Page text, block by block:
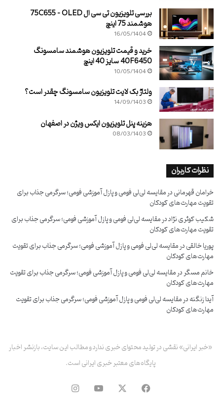
بررسی تلویزیون تی سی ال 75C655 – QLED
هوشمند 75 اینچ
16/05/1404
خرید و قیمت تلویزیون هوشمند سامسونگ
40F6450 سایز 40 اینچ
10/05/1404
ولتاژ بک لایت تلویزیون سامسونگ چقدر است؟
14/09/1403
هزینه پنل تلویزیون ایکس ویژن در اصفهان
08/03/1403
نظرات کاربران
خرامان قهرمانیدرمقایسه لی‌لی فومی و پازل آموزشی فومی؛ سرگرمی جذاب برای
تقویت مهارت‌های کودکان
شکیب کوثری نژاددرمقایسه لی‌لی فومی و پازل آموزشی فومی؛ سرگرمی جذاب برای
تقویت مهارت‌های کودکان
پوریا خالقیدرمقایسه لی‌لی فومی و پازل آموزشی فومی؛ سرگرمی جذاب برای تقویت
مهارت‌های کودکان
خانم مسگردرمقایسه لی‌لی فومی و پازل آموزشی فومی؛ سرگرمی جذاب برای تقویت
مهارت‌های کودکان
آیدا زنگنهدرمقایسه لی‌لی فومی و پازل آموزشی فومی؛ سرگرمی جذاب برای تقویت
مهارت‌های کودکان
«خبر ایرانی» نقشی در تولید محتوای خبری ندارد و مطالب این سایت، بازنشر اخبار
پایگاه‌های معتبر خبری ایرانی است.
فیس
یوتیوباینستاگرام